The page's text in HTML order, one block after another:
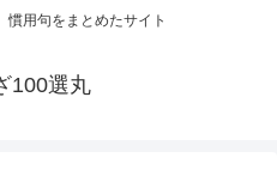
慣用句をまとめたサイト
100選丸